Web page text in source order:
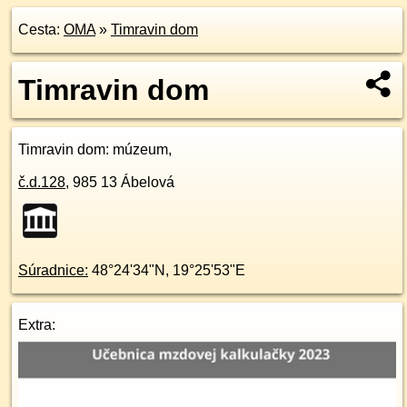
Cesta: OMA» Timravin dom
Timravin dom
Timravin dom: múzeum,
č.d.128, 985 13 Ábelová
Súradnice: 48°24'34"N , 19°25'53"E
Extra: